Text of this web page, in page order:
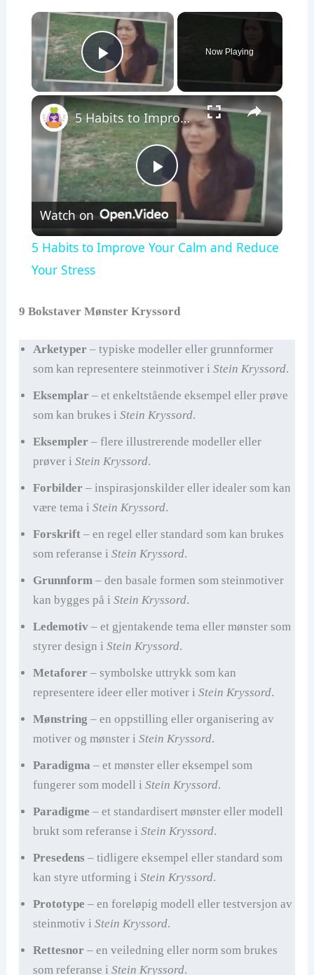
×
Play Video
Now Playing
×
P
l
y
V
i
d
e
5 Habits to Improve Your Calm and Reduce Your Stress
Watch on
5 Habits to Improve Your Calm and Reduce
Your Stress
9 Bokstaver Mønster Kryssord
Arketyper – typiske modeller eller grunnformer
som kan representere steinmotiver i Stein Kryssord.
Eksemplar – et enkeltstående eksempel eller prøve
som kan brukes i Stein Kryssord.
Eksempler – flere illustrerende modeller eller
prøver i Stein Kryssord.
Forbilder – inspirasjonskilder eller idealer som kan
være tema i Stein Kryssord.
Forskrift– en regel eller standard som kan brukes
som referanse i Stein Kryssord.
Grunnform– den basale formen som steinmotiver
kan bygges på i Stein Kryssord.
Ledemotiv– et gjentakende tema eller mønster som
styrer design i Stein Kryssord.
Metaforer – symbolske uttrykk som kan
representere ideer eller motiver i Stein Kryssord.
Mønstring – en oppstilling eller organisering av
motiver og mønster i Stein Kryssord.
Paradigma – et mønster eller eksempel som
fungerer som modell i Stein Kryssord.
Paradigme – et standardisert mønster eller modell
brukt som referanse i Stein Kryssord.
Presedens – tidligere eksempel eller standard som
kan styre utforming i Stein Kryssord.
Prototype – en foreløpig modell eller testversjon av
steinmotiv i Stein Kryssord.
Rettesnor – en veiledning eller norm som brukes
som referanse i Stein Kryssord.